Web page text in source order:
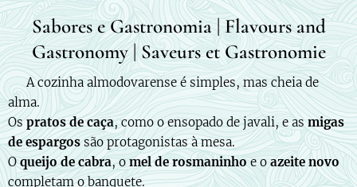
Sabores e Gastronomia | Flavours and
Gastronomy | Saveurs et Gastronomie
🇵🇹 A cozinha almodovarense é simples, mas cheia de
alma.
Ospratos de caça, como o ensopado de javali, e asmigas
de espargossão protagonistas à mesa.
Oqueijo de cabra, omel de rosmaninho e o azeite novo
completam o banquete.